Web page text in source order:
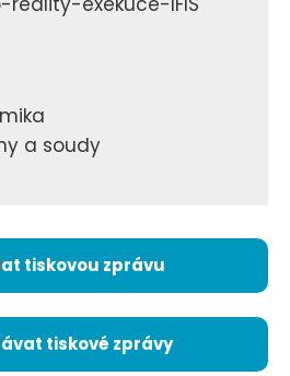
a soudy
tiskovou zprávu
tiskové zprávy